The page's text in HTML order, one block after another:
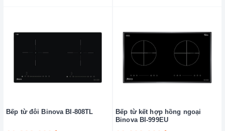
Bếp từ đôi Binova BI-808TL
Bếp từ kết hợp hồng ngoại
Binova BI-999EU